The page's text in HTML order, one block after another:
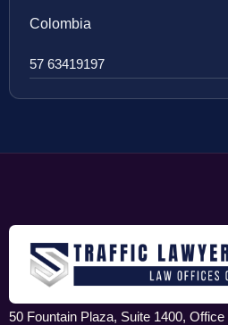
Colombia
57 63419197
50 Fountain Plaza, Suite 1400, Office